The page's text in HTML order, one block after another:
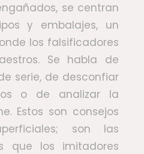
se centran
y embalajes, un
los falsificadores
Se habla de
serie, de desconfiar
o de analizar la
Estos son consejos
son las
que los imitadores